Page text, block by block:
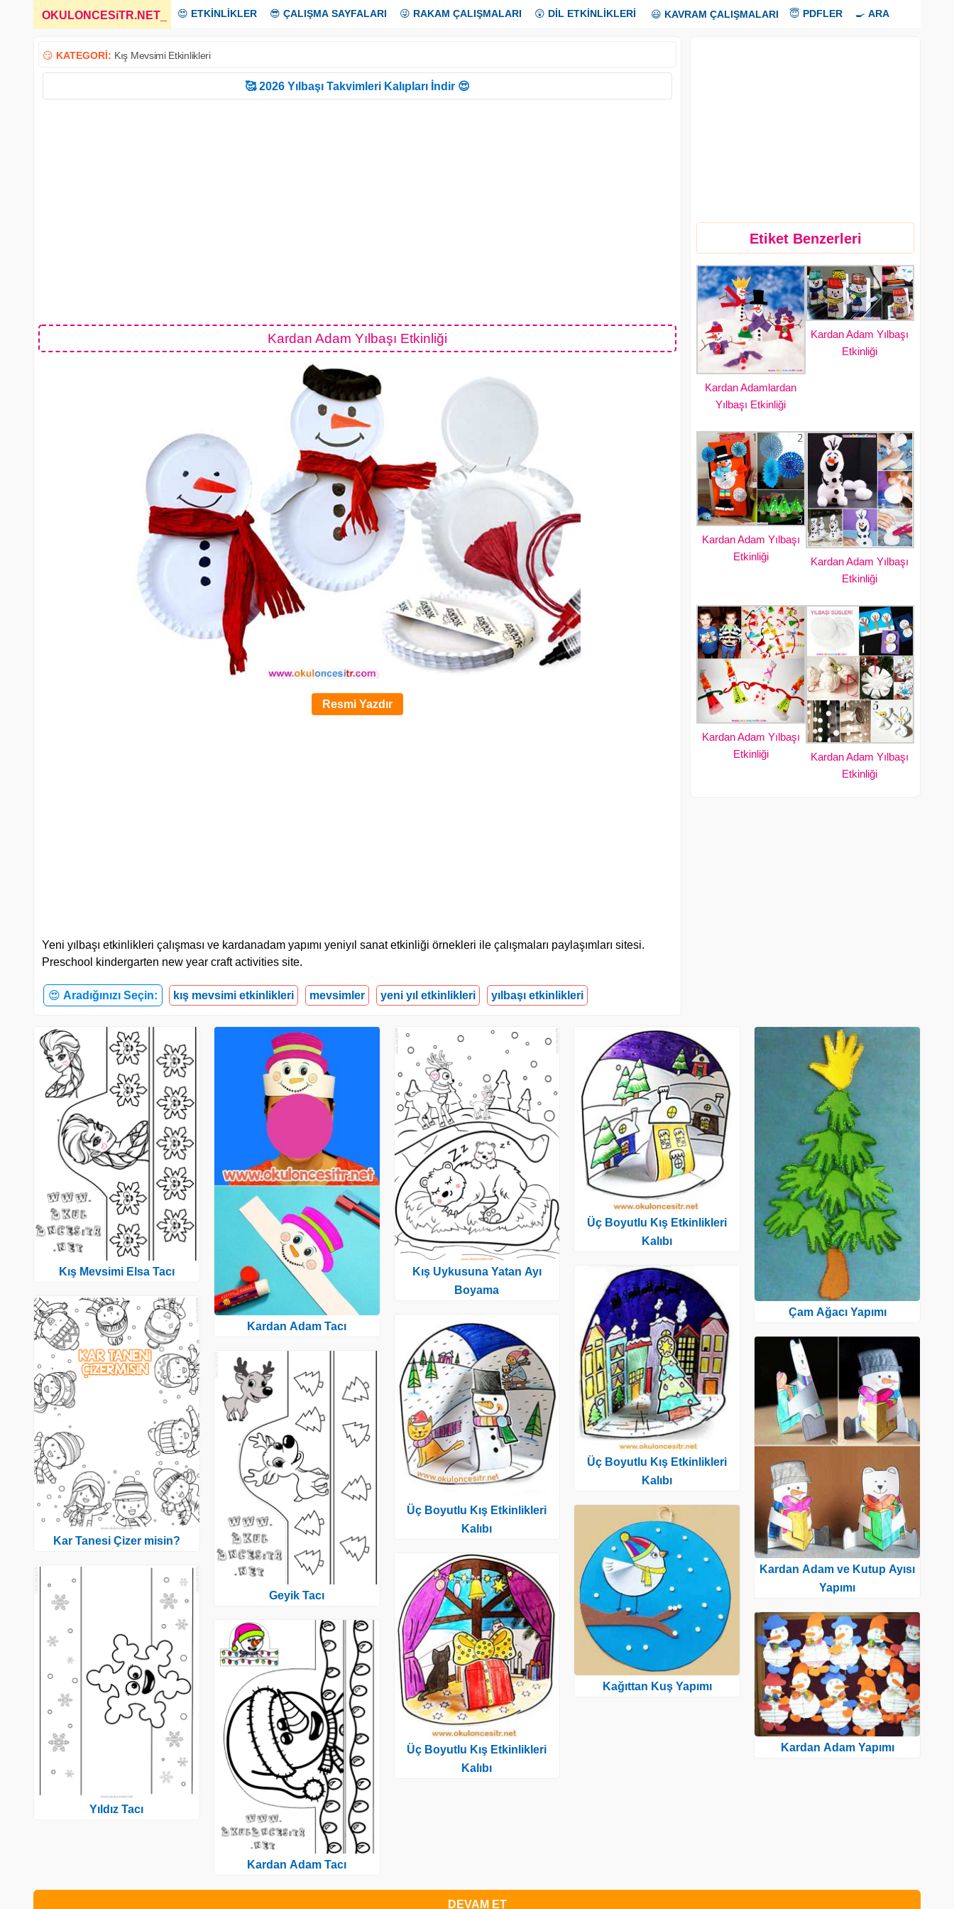
OKULONCESiTR.NET 😍 ETKİNLİKLER 😎 ÇALIŞMA SAYFALARI 😜 RAKAM ÇALIŞMALARI 😲 DİL ETKİNLİKLERİ 😃 KAVRAM ÇALIŞMALARI 😇 PDFLER 🍳 ARA
😏 KATEGORİ: Kış Mevsimi Etkinlikleri
🥰 2026 Yılbaşı Takvimleri Kalıpları İndir 😍
Kardan Adam Yılbaşı Etkinliği
Resmi Yazdır
Yeni yılbaşı etkinlikleri çalışması ve kardanadam yapımı yeniyıl sanat etkinliği örnekleri ile çalışmaları paylaşımları sitesi.
Preschool kindergarten new year craft activities site.
😍 Aradığınızı Seçin: kış mevsimi etkinlikleri mevsimler yeni yıl etkinlikleri yılbaşı etkinlikleri
Etiket Benzerleri
Kardan Adamlardan
Yılbaşı Etkinliği
Kardan Adam Yılbaşı
Etkinliği
Kardan Adam Yılbaşı
Etkinliği
Kardan Adam Yılbaşı
Etkinliği
Kardan Adam Yılbaşı
Etkinliği
Kardan Adam Yılbaşı
Etkinliği
Kış Mevsimi Elsa Tacı
Kar Tanesi Çizer misin?
Yıldız Tacı
Kardan Adam Tacı
Geyik Tacı
Kardan Adam Tacı
Kış Uykusuna Yatan Ayı
Boyama
Üç Boyutlu Kış Etkinlikleri
Kalıbı
Üç Boyutlu Kış Etkinlikleri
Kalıbı
Üç Boyutlu Kış Etkinlikleri
Kalıbı
Üç Boyutlu Kış Etkinlikleri
Kalıbı
Kağıttan Kuş Yapımı
Çam Ağacı Yapımı
Kardan Adam ve Kutup Ayısı
Yapımı
Kardan Adam Yapımı
DEVAM ET